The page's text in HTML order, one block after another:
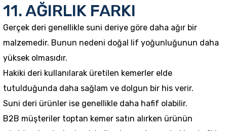
11. AĞIRLIK FARKI
Gerçek deri genellikle suni deriye göre daha ağır bir
malzemedir. Bunun nedeni doğal lif yoğunluğunun daha
yüksek olmasıdır.
Hakiki deri kullanılarak üretilen kemerler elde
tutulduğunda daha sağlam ve dolgun bir his verir.
Suni deri ürünler ise genellikle daha hafif olabilir.
B2B müşteriler toptan kemer satın alırken ürünün